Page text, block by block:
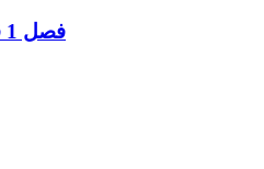
فصل 1 قسمت 6 سریال وان پیس